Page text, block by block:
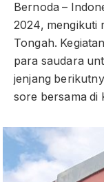
Bernoda –
2024, mengikuti
Tongah.
para saudara
jenjang
sore bersama di